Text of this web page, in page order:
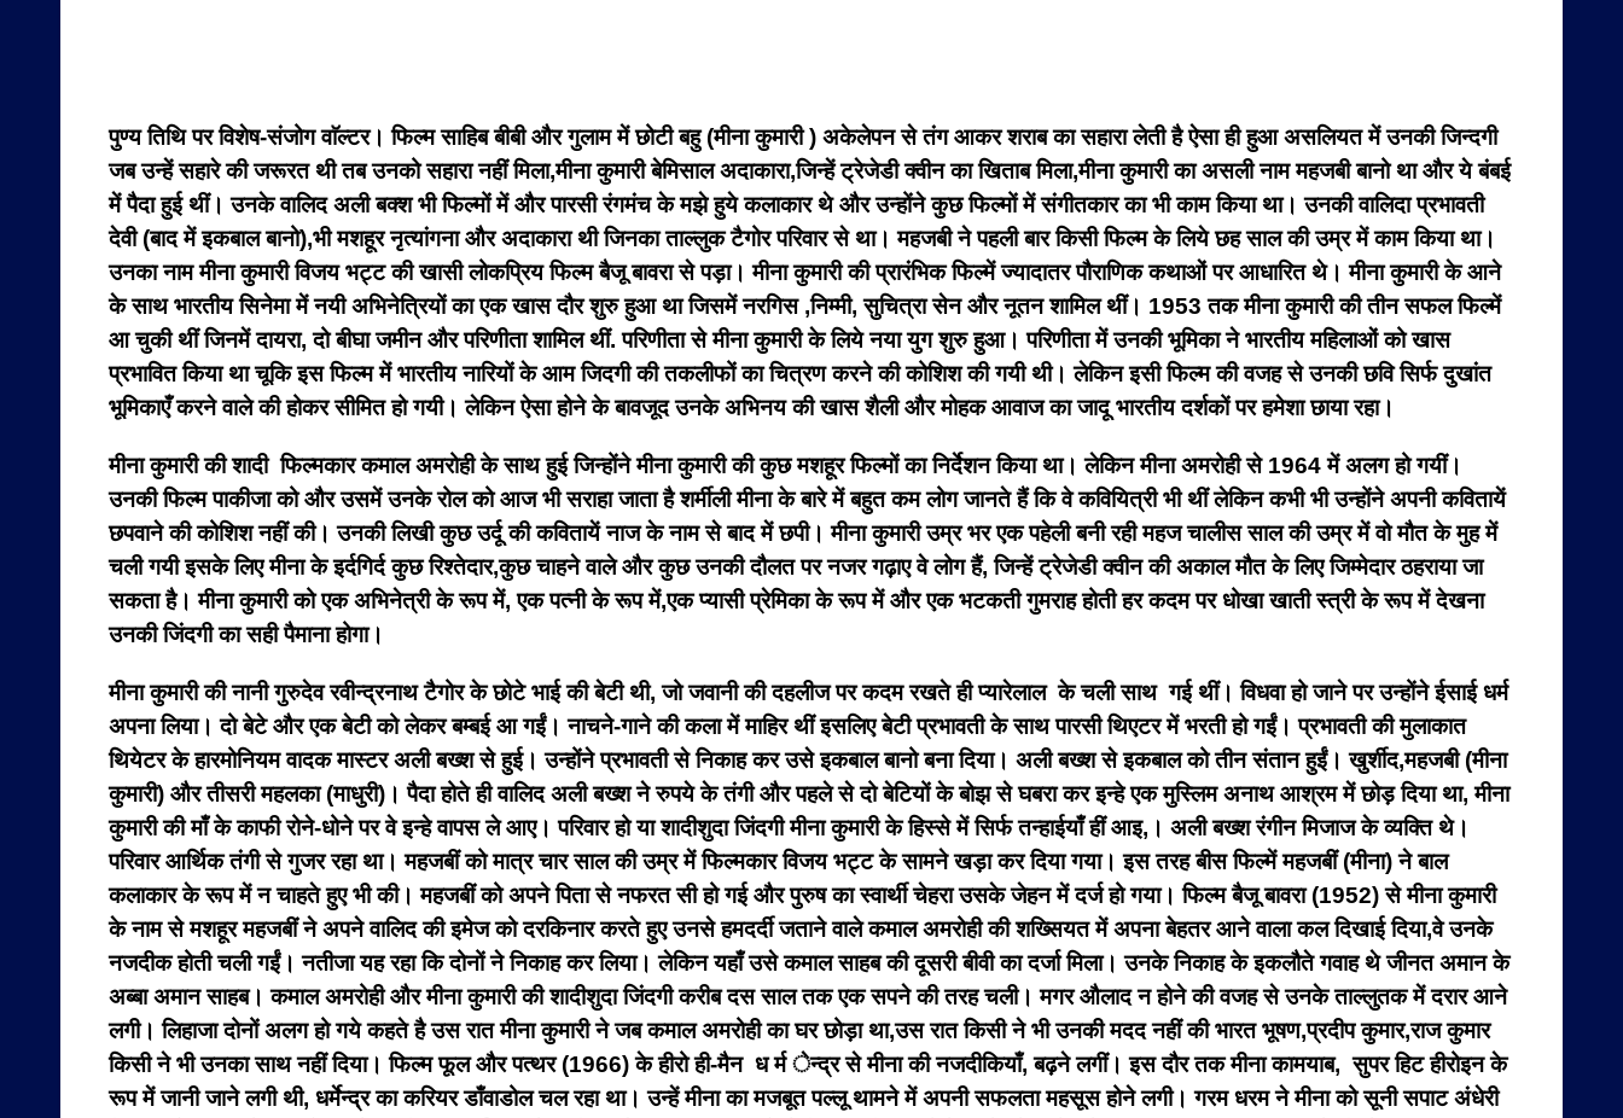
पुण्य तिथि पर विशेष-संजोग वाॅल्टर। फिल्म साहिब बीबी और गुलाम में छोटी बहु (मीना कुमारी ) अकेलेपन से तंग आकर शराब का सहारा लेती है ऐसा ही हुआ असलियत में उनकी जिन्दगी
जब उन्हें सहारे की जरूरत थी तब उनको सहारा नहीं मिला,मीना कुमारी बेमिसाल अदाकारा,जिन्हें ट्रेजेडी क्वीन का खिताब मिला,मीना कुमारी का असली नाम महजबी बानो था और ये बंबई
में पैदा हुई थीं। उनके वालिद अली बक्श भी फिल्मों में और पारसी रंगमंच के मझे हुये कलाकार थे और उन्होंने कुछ फिल्मों में संगीतकार का भी काम किया था। उनकी वालिदा प्रभावती
देवी (बाद में इकबाल बानो),भी मशहूर नृत्यांगना और अदाकारा थी जिनका ताल्लुक टैगोर परिवार से था। महजबी ने पहली बार किसी फिल्म के लिये छह साल की उम्र में काम किया था।
उनका नाम मीना कुमारी विजय भट्ट की खासी लोकप्रिय फिल्म बैजू बावरा से पड़ा। मीना कुमारी की प्रारंभिक फिल्में ज्यादातर पौराणिक कथाओं पर आधारित थे। मीना कुमारी के आने
के साथ भारतीय सिनेमा में नयी अभिनेत्रियों का एक खास दौर शुरु हुआ था जिसमें नरगिस ,निम्मी, सुचित्रा सेन और नूतन शामिल थीं। 1953 तक मीना कुमारी की तीन सफल फिल्में
आ चुकी थीं जिनमें दायरा, दो बीघा जमीन और परिणीता शामिल थीं. परिणीता से मीना कुमारी के लिये नया युग शुरु हुआ। परिणीता में उनकी भूमिका ने भारतीय महिलाओं को खास
प्रभावित किया था चूकि इस फिल्म में भारतीय नारियों के आम जिदगी की तकलीफों का चित्रण करने की कोशिश की गयी थी। लेकिन इसी फिल्म की वजह से उनकी छवि सिर्फ दुखांत
भूमिकाएँ करने वाले की होकर सीमित हो गयी। लेकिन ऐसा होने के बावजूद उनके अभिनय की खास शैली और मोहक आवाज का जादू भारतीय दर्शकों पर हमेशा छाया रहा।
मीना कुमारी की शादी फिल्मकार कमाल अमरोही के साथ हुई जिन्होंने मीना कुमारी की कुछ मशहूर फिल्मों का निर्देशन किया था। लेकिन मीना अमरोही से 1964 में अलग हो गयीं।
उनकी फिल्म पाकीजा को और उसमें उनके रोल को आज भी सराहा जाता है शर्मीली मीना के बारे में बहुत कम लोग जानते हैं कि वे कवियित्री भी थीं लेकिन कभी भी उन्होंने अपनी कवितायें
छपवाने की कोशिश नहीं की। उनकी लिखी कुछ उर्दू की कवितायें नाज के नाम से बाद में छपी। मीना कुमारी उम्र भर एक पहेली बनी रही महज चालीस साल की उम्र में वो मौत के मुह में
चली गयी इसके लिए मीना के इर्दगिर्द कुछ रिश्तेदार,कुछ चाहने वाले और कुछ उनकी दौलत पर नजर गढ़ाए वे लोग हैं, जिन्हें ट्रेजेडी क्वीन की अकाल मौत के लिए जिम्मेदार ठहराया जा
सकता है। मीना कुमारी को एक अभिनेत्री के रूप में, एक पत्नी के रूप में,एक प्यासी प्रेमिका के रूप में और एक भटकती गुमराह होती हर कदम पर धोखा खाती स्त्री के रूप में देखना
उनकी जिंदगी का सही पैमाना होगा।
मीना कुमारी की नानी गुरुदेव रवीन्द्रनाथ टैगोर के छोटे भाई की बेटी थी, जो जवानी की दहलीज पर कदम रखते ही प्यारेलाल के चली साथ गई थीं। विधवा हो जाने पर उन्होंने ईसाई धर्म
अपना लिया। दो बेटे और एक बेटी को लेकर बम्बई आ गईं। नाचने-गाने की कला में माहिर थीं इसलिए बेटी प्रभावती के साथ पारसी थिएटर में भरती हो गईं। प्रभावती की मुलाकात
थियेटर के हारमोनियम वादक मास्टर अली बख्श से हुई। उन्होंने प्रभावती से निकाह कर उसे इकबाल बानो बना दिया। अली बख्श से इकबाल को तीन संतान हुईं। खुर्शीद,महजबी (मीना
कुमारी) और तीसरी महलका (माधुरी)। पैदा होते ही वालिद अली बख्श ने रुपये के तंगी और पहले से दो बेटियों के बोझ से घबरा कर इन्हे एक मुस्लिम अनाथ आश्रम में छोड़ दिया था, मीना
कुमारी की माँ के काफी रोने-धोने पर वे इन्हे वापस ले आए। परिवार हो या शादीशुदा जिंदगी मीना कुमारी के हिस्से में सिर्फ तन्हाईयाँ हीं आइ,। अली बख्श रंगीन मिजाज के व्यक्ति थे।
परिवार आर्थिक तंगी से गुजर रहा था। महजबीं को मात्र चार साल की उम्र में फिल्मकार विजय भट्ट के सामने खड़ा कर दिया गया। इस तरह बीस फिल्में महजबीं (मीना) ने बाल
कलाकार के रूप में न चाहते हुए भी की। महजबीं को अपने पिता से नफरत सी हो गई और पुरुष का स्वार्थी चेहरा उसके जेहन में दर्ज हो गया। फिल्म बैजू बावरा (1952) से मीना कुमारी
के नाम से मशहूर महजबीं ने अपने वालिद की इमेज को दरकिनार करते हुए उनसे हमदर्दी जताने वाले कमाल अमरोही की शख्सियत में अपना बेहतर आने वाला कल दिखाई दिया,वे उनके
नजदीक होती चली गईं। नतीजा यह रहा कि दोनों ने निकाह कर लिया। लेकिन यहाँ उसे कमाल साहब की दूसरी बीवी का दर्जा मिला। उनके निकाह के इकलौते गवाह थे जीनत अमान के
अब्बा अमान साहब। कमाल अमरोही और मीना कुमारी की शादीशुदा जिंदगी करीब दस साल तक एक सपने की तरह चली। मगर औलाद न होने की वजह से उनके ताल्लुतक में दरार आने
लगी। लिहाजा दोनों अलग हो गये कहते है उस रात मीना कुमारी ने जब कमाल अमरोही का घर छोड़ा था,उस रात किसी ने भी उनकी मदद नहीं की भारत भूषण,प्रदीप कुमार,राज कुमार
किसी ने भी उनका साथ नहीं दिया। फिल्म फूल और पत्थर (1966) के हीरो ही-मैन ध र्म ेन्द्र से मीना की नजदीकियाँ, बढ़ने लगीं। इस दौर तक मीना कामयाब, सुपर हिट हीरोइन के
रूप में जानी जाने लगी थी, धर्मेन्द्र का करियर डाँवाडोल चल रहा था। उन्हें मीना का मजबूत पल्लू थामने में अपनी सफलता महसूस होने लगी। गरम धरम ने मीना को सूनी सपाट अंधेरी